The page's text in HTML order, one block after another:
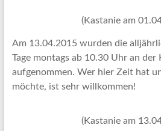
(Kastanie am
Am 13.04.2015 wurden die
Tage montags ab 10.30 Uhr an der
aufgenommen. Wer hier Zeit hat
möchte, ist sehr willkommen!
(Kastanie am